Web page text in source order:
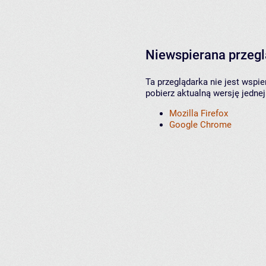
Niewspierana
Ta przeglądarka nie jest
pobierz aktualną wersję
Mozilla Firefox
Google Chrome